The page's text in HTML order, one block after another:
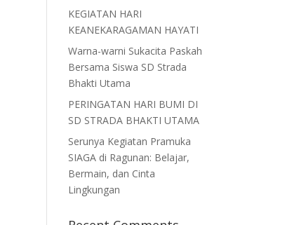
KEGIATAN HARI
KEANEKARAGAMAN HAYATI
Warna-warni Sukacita Paskah
Bersama Siswa SD Strada
Bhakti Utama
PERINGATAN HARI BUMI DI
SD STRADA BHAKTI UTAMA
Serunya Kegiatan Pramuka
SIAGA di Ragunan: Belajar,
Bermain, dan Cinta
Lingkungan